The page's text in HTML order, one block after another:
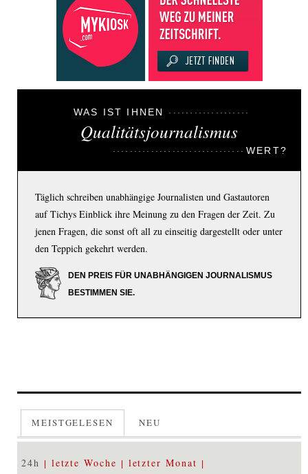
WAS IST IHNEN
Qualitätsjournalismus
WERT?
Täglich schreiben unabhängige Journalisten und Gastautoren
auf Tichys Einblick ihre Meinung zu den Fragen der Zeit. Zu
jenen Fragen, die sonst oft all zu einseitig dargestellt oder unter
den Teppich gekehrt werden.
DEN PREIS FÜR UNABHÄNGIGEN JOURNALISMUS
BESTIMMEN SIE.
MEISTGELESEN NEU
24h letzte Woche letzter Monat